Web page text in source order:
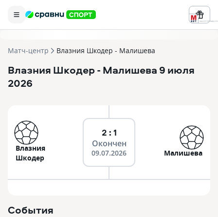
Реклама ООО «БК «Марафон» ИНН
Матч-центр Влазния Шкодер - Малишева
Влазния Шкодер- Малишева 9 июля
2026
Влазния
Шкодер
2 : 1
Окончен
09.07.2026 Малишева
События